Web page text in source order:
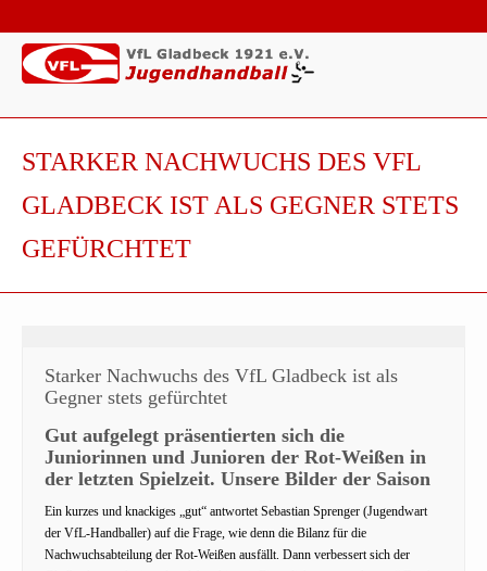
STARKER NACHWUCHS DES VFL
GLADBECK IST ALS GEGNER STETS
GEFÜRCHTET
Starker Nachwuchs des VfL Gladbeck ist als
Gegner stets gefürchtet
Gut aufgelegt präsentierten sich die
Juniorinnen und Junioren der Rot-Weißen in
der letzten Spielzeit. Unsere Bilder der Saison
Ein kurzes und knackiges „gut“ antwortet Sebastian Sprenger (Jugendwart
der VfL-Handballer) auf die Frage, wie denn die Bilanz für die
Nachwuchsabteilung der Rot-Weißen ausfällt. Dann verbessert sich der